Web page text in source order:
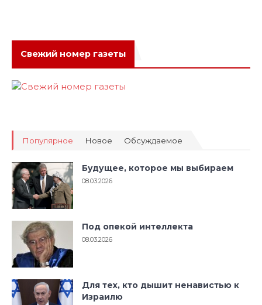
Свежий номер газеты
Популярное Новое Обсуждаемое
Будущее, которое мы выбираем
08.03.2026
Под опекой интеллекта
08.03.2026
Для тех, кто дышит ненавистью к
Израилю